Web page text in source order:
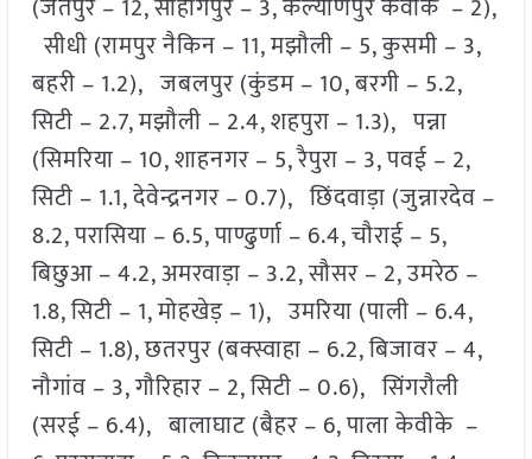
(जैतपुर – 12, सोहागपुर – 3, कल्याणपुर केवीके – 2),
सीधी (रामपुर नैकिन – 11, मझौली – 5, कुसमी – 3,
बहरी – 1.2), जबलपुर (कुंडम – 10, बरगी – 5.2,
सिटी – 2.7, मझौली – 2.4, शहपुरा – 1.3), पन्ना
(सिमरिया – 10, शाहनगर – 5, रैपुरा – 3, पवई – 2,
सिटी – 1.1, देवेन्द्रनगर – 0.7), छिंदवाड़ा (जुन्नारदेव –
8.2, परासिया – 6.5, पाण्ढुर्णा – 6.4, चौराई – 5,
बिछुआ – 4.2, अमरवाड़ा – 3.2, सौसर – 2, उमरेठ –
1.8, सिटी – 1, मोहखेड़ – 1), उमरिया (पाली – 6.4,
सिटी – 1.8), छतरपुर (बक्स्वाहा – 6.2, बिजावर – 4,
नौगांव – 3, गौरिहार – 2, सिटी – 0.6), सिंगरौली
(सरई – 6.4), बालाघाट (बैहर – 6, पाला केवीके –